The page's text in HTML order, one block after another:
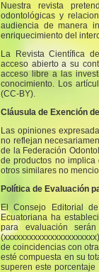
Nuestra revista
odontológicas y
audiencia de manera
enriquecimiento del
La Revista Científica
acceso abierto a su
acceso libre a las
conocimiento. Los
(CC-BY).
Cláusula de Exención
Las opiniones
no reflejan
de la Federación
de productos no
otros similares no
Política de Evaluación
El Consejo Editorial
Ecuatoriana ha
para evaluación
de coincidencias con
esté compuesta en su
superen este